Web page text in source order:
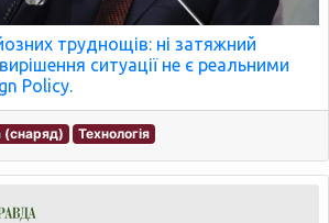
труднощів: ні затяжний
ситуації не є реальними
Policy.
(снаряд) Технологія